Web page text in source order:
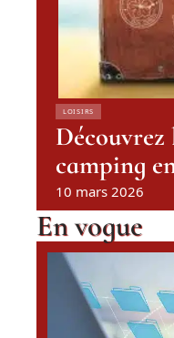
LOISIRS
Découvrez
camping
10 mars 2026
En vogue